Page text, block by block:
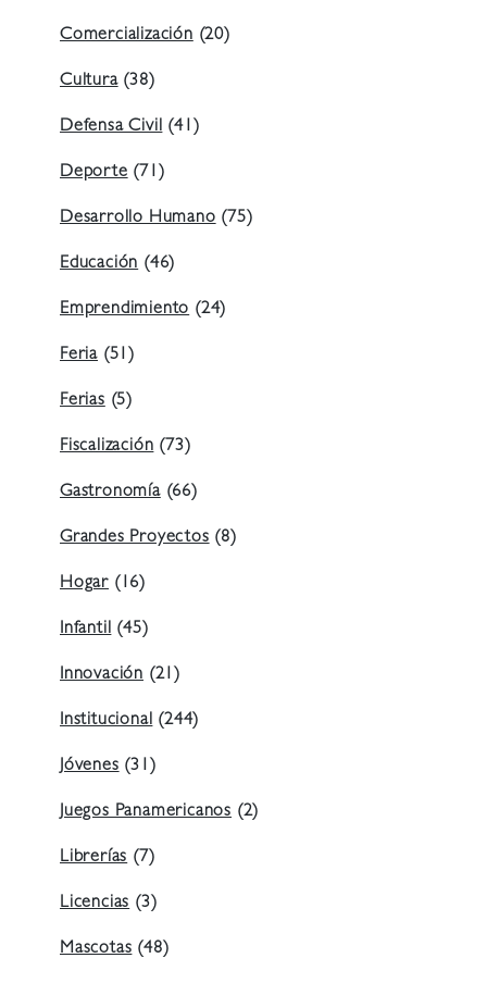
Comercialización (20)
Cultura(38)
Defensa Civil (41)
Deporte (71)
Desarrollo Humano (75)
Educación (46)
Emprendimiento (24)
Feria (51)
Ferias (5)
Fiscalización (73)
Gastronomía(66)
Grandes Proyectos (8)
Hogar (16)
Infantil (45)
Innovación (21)
Institucional (244)
Jóvenes (31)
Juegos Panamericanos (2)
Librerías (7)
Licencias (3)
Mascotas (48)